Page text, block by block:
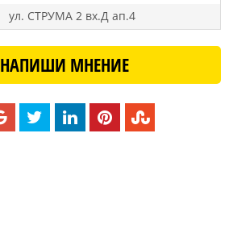
ул. СТРУМА 2 вх.Д ап.4
НАПИШИ МНЕНИЕ